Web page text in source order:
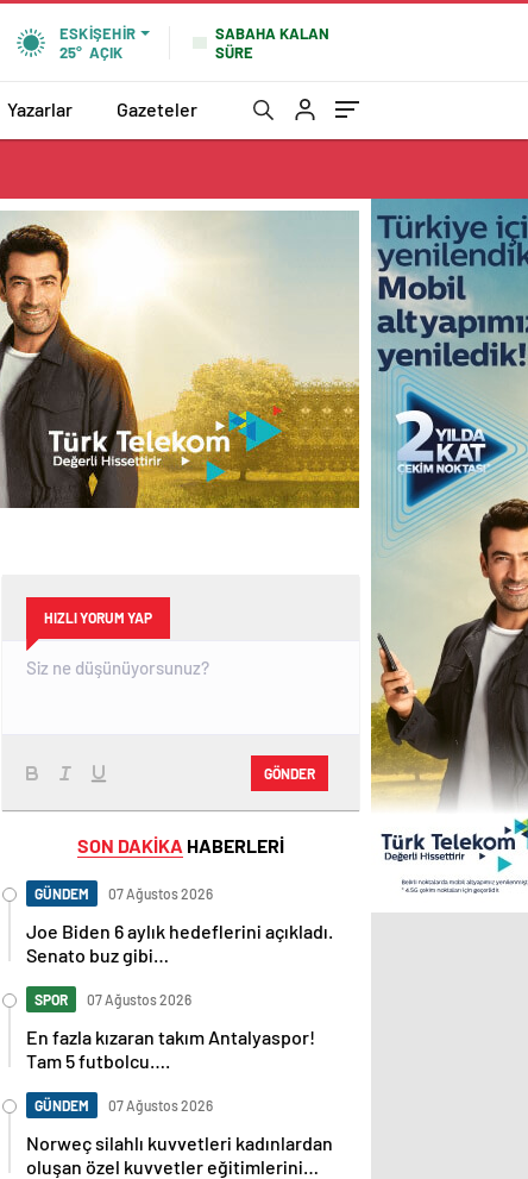
ESKIŞEHIR
25° AÇIK
SABAHA KALAN
SÜRE
Yazarlar Gazeteler
HIZLI YORUM YAP
GÖNDER
SON DAKİKA HABERLERİ
GÜNDEM 07 Ağustos 2026
Joe Biden 6 aylık hedeflerini açıkladı.
Senato buz gibi…
SPOR 07 Ağustos 2026
En fazla kızaran takım Antalyaspor!
Tam 5 futbolcu….
GÜNDEM 07 Ağustos 2026
Norweç silahlı kuvvetleri kadınlardan
oluşan özel kuvvetler eğitimlerini